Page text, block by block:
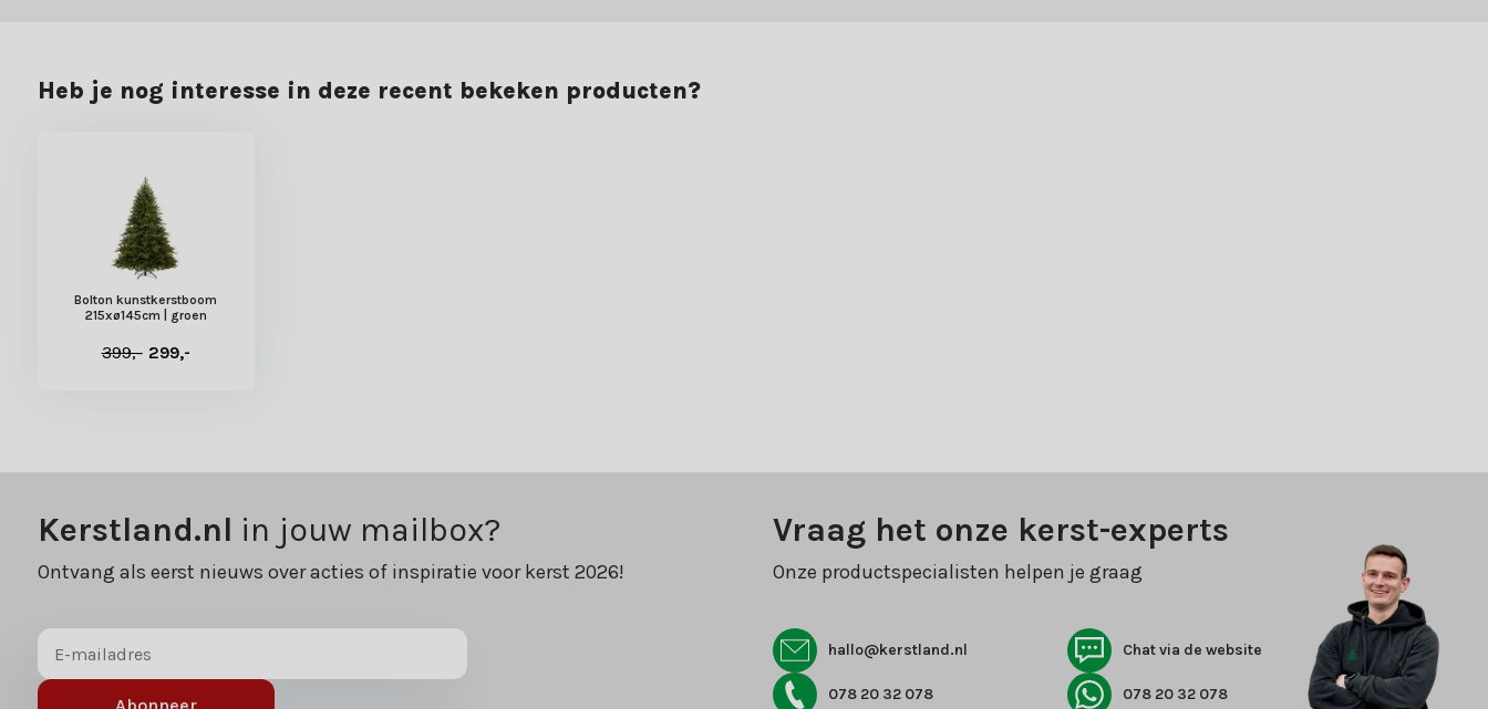
Heb je nog interesse in deze recent bekeken producten?
Bolton kunstkerstboom
215xø145cm | groen
399,- 299,-
Kerstland.nl in jouw mailbox?
Ontvang als eerst nieuws over acties of inspiratie voor kerst 2026!
Vraag het onze kerst-experts
Onze productspecialisten helpen je graag
hallo@kerstland.nl Chat via de website
078 20 32 078 078 20 32 078